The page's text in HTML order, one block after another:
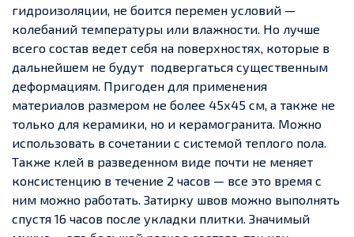
гидроизоляции, не боится перемен условий —
колебаний температуры или влажности. Но лучше
всего состав ведет себя на поверхностях, которые в
дальнейшем не будут подвергаться существенным
деформациям. Пригоден для применения
материалов размером не более 45х45 см, а также не
только для керамики, но и керамогранита. Можно
использовать в сочетании с системой теплого пола.
Также клей в разведенном виде почти не меняет
консистенцию в течение 2 часов — все это время с
ним можно работать. Затирку швов можно выполнять
спустя 16 часов после укладки плитки. Значимый